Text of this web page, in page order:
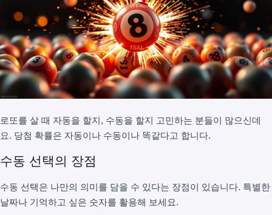
로또를 살 때 자동을 할지, 수동을 할지 고민하는 분들이 많으신데
요. 당첨 확률은 자동이나 수동이나 똑같다고 합니다.
수동 선택의 장점
수동 선택은 나만의 의미를 담을 수 있다는 장점이 있습니다. 특별한
날짜나 기억하고 싶은 숫자를 활용해 보세요.